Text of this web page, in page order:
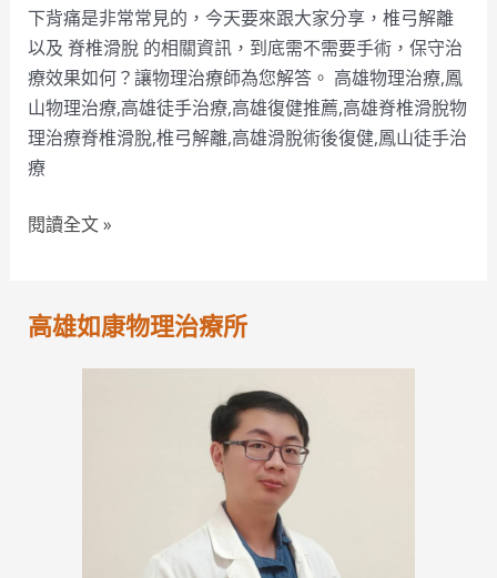
下背痛是非常常見的，今天要來跟大家分享，椎弓解離
以及 脊椎滑脫 的相關資訊，到底需不需要手術，保守治
療效果如何？讓物理治療師為您解答。 高雄物理治療,鳳
山物理治療,高雄徒手治療,高雄復健推薦,高雄脊椎滑脫物
理治療脊椎滑脫,椎弓解離,高雄滑脫術後復健,鳳山徒手治
療
該
怎
麼
辦？
物
理
療
幫
忙
閱讀全文 »
高雄如康物理治療所